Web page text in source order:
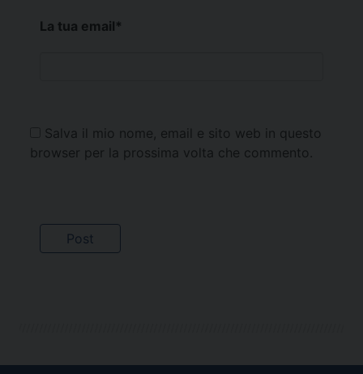
La tua email*
Salva il mio nome, email e sito web in questo
browser per la prossima volta che commento.